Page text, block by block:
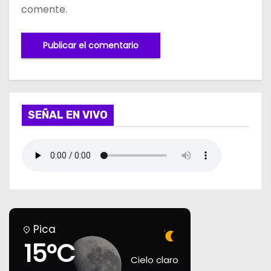
comente.
SEÑAL EN VIVO
Pica
15°C Cielo claro